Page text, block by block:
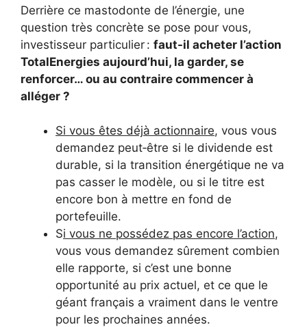
Derrière ce mastodonte de l’énergie, une
question très concrète se pose pour vous,
investisseur particulier : faut-il acheter l’action
TotalEnergies aujourd’hui, la garder, se
renforcer… ou au contraire commencer à
alléger ?
Si vous êtes déjà actionnaire, vous vous
demandez peut‑être si le dividende est
durable, si la transition énergétique ne va
pas casser le modèle, ou si le titre est
encore bon à mettre en fond de
portefeuille.
Si vous ne possédez pas encore l’action,
vous vous demandez sûrement combien
elle rapporte, si c’est une bonne
opportunité au prix actuel, et ce que le
géant français a vraiment dans le ventre
pour les prochaines années.